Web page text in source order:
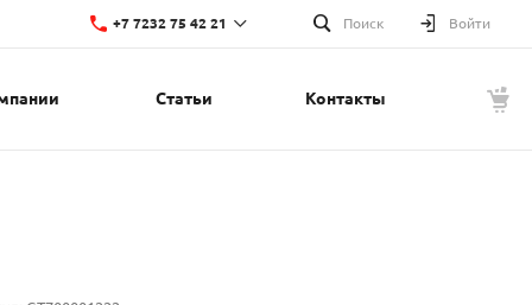
+7 7232 75 42 21
+7 7232 75 42 21
Поиск Войти
Статьи Контакты